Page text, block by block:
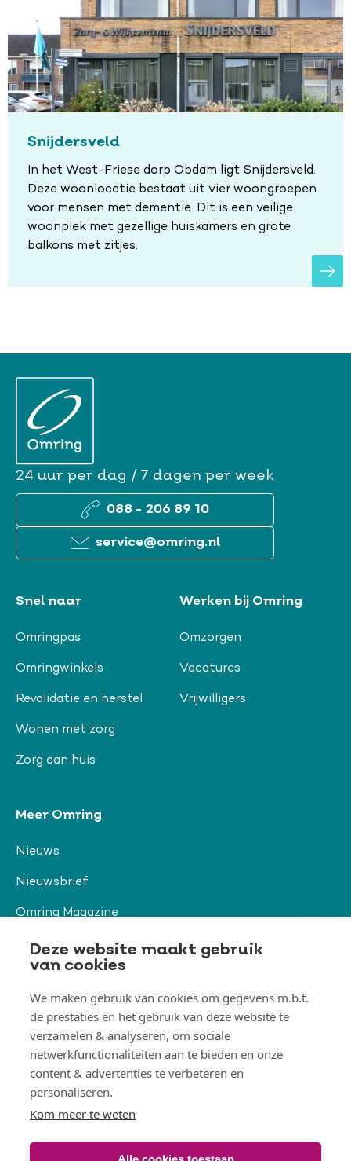
Deze website maakt gebruik
van cookies
We maken gebruik van cookies om gegevens m.b.t.
de prestaties en het gebruik van deze website te
verzamelen & analyseren, om sociale
netwerkfunctionaliteiten aan te bieden en onze
content & advertenties te verbeteren en
personaliseren.
Kom meer te weten
Snijdersveld
In het West-Friese dorp Obdam ligt Snijdersveld.
Deze woonlocatie bestaat uit vier woongroepen
voor mensen met dementie. Dit is een veilige
woonplek met gezellige huiskamers en grote
balkons met zitjes.
24 uur per dag / 7 dagen per week
088 - 206 89 10
service@omring.nl
Snel naar
Omringpas
Omringwinkels
Revalidatie en herstel
Wonen met zorg
Zorg aan huis
Werken bij Omring
Omzorgen
Vacatures
Vrijwilligers
Meer Omring
Nieuws
Nieuwsbrief
Omring Magazine
Verwijzers
Organisatie & beleid